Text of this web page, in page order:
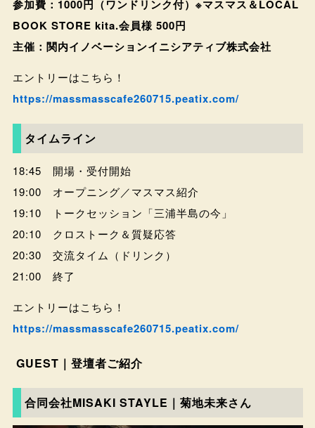
参加費：1000円（ワンドリンク付）※マスマス＆LOCAL
BOOK STORE kita.会員様 500円
主催：関内イノベーションイニシアティブ株式会社
エントリーはこちら！
https://massmasscafe260715.peatix.com/
タイムライン
18:45 開場・受付開始
19:00 オープニング／マスマス紹介
19:10 トークセッション「三浦半島の今」
20:10 クロストーク＆質疑応答
20:30 交流タイム（ドリンク）
21:00 終了
エントリーはこちら！
https://massmasscafe260715.peatix.com/
GUEST｜登壇者ご紹介
合同会社MISAKI STAYLE｜菊地未来さん